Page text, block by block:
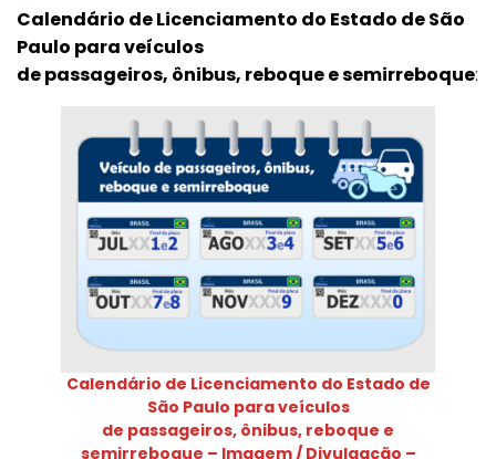
Calendário de Licenciamento do Estado de São
Paulo para veículos
de passageiros, ônibus, reboque e semirreboque:
Calendário de Licenciamento do Estado de
São Paulo para veículos
de passageiros, ônibus, reboque e
semirreboque – Imagem / Divulgação –